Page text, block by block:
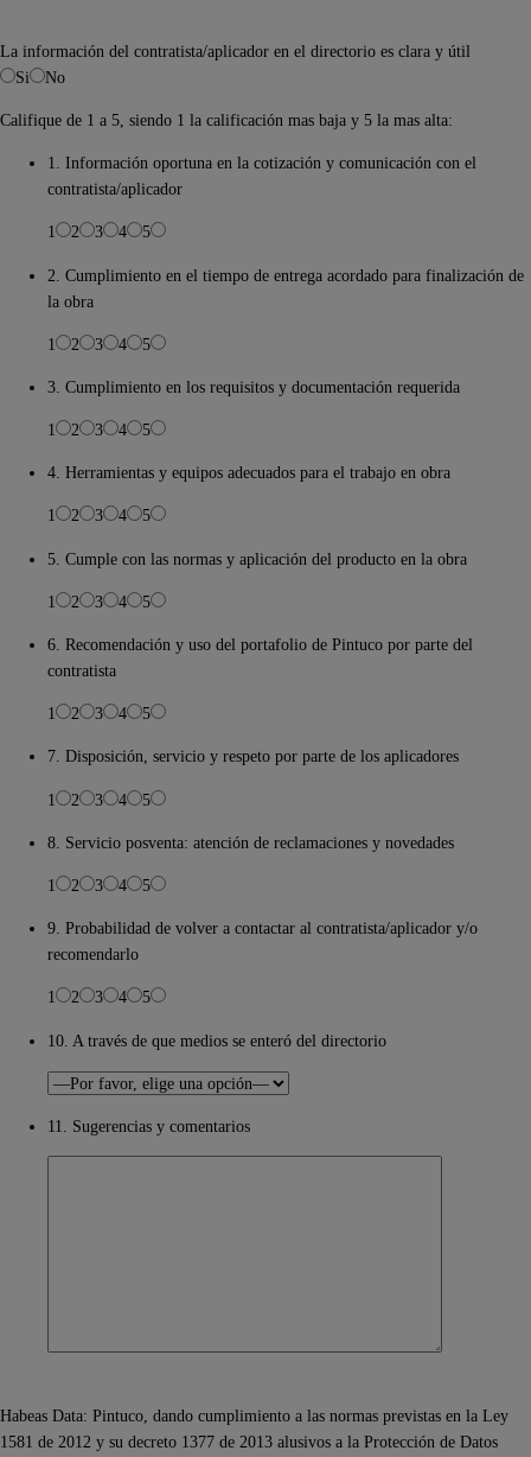
La información del contratista/aplicador en el directorio es clara y útil
Si
No
Califique de 1 a 5, siendo 1 la calificación mas baja y 5 la mas alta:
1. Información oportuna en la cotización y comunicación con el
contratista/aplicador
1 2 3 4 5
2. Cumplimiento en el tiempo de entrega acordado para finalización de
la obra
1 2 3 4 5
3. Cumplimiento en los requisitos y documentación requerida
1 2 3 4 5
4. Herramientas y equipos adecuados para el trabajo en obra
1 2 3 4 5
5. Cumple con las normas y aplicación del producto en la obra
1 2 3 4 5
6. Recomendación y uso del portafolio de Pintuco por parte del
contratista
1 2 3 4 5
7. Disposición, servicio y respeto por parte de los aplicadores
1 2 3 4 5
8. Servicio posventa: atención de reclamaciones y novedades
1 2 3 4 5
9. Probabilidad de volver a contactar al contratista/aplicador y/o
recomendarlo
1 2 3 4 5
10. A través de que medios se enteró del directorio
11. Sugerencias y comentarios
Habeas Data: Pintuco, dando cumplimiento a las normas previstas en la Ley
1581 de 2012 y su decreto 1377 de 2013 alusivos a la Protección de Datos